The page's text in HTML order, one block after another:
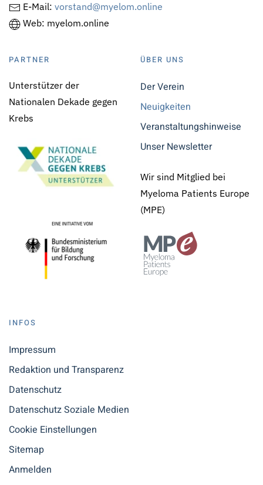
E-Mail: vorstand@myelom.online
Web: myelom.online
PARTNER
Unterstützer der
Nationalen Dekade gegen
Krebs
ÜBER UNS
Der Verein
Neuigkeiten
Veranstaltungshinweise
Unser Newsletter
Wir sind Mitglied bei
Myeloma Patients Europe
(MPE)
INFOS
Impressum
Redaktion und Transparenz
Datenschutz
Datenschutz Soziale Medien
Cookie Einstellungen
Sitemap
Anmelden